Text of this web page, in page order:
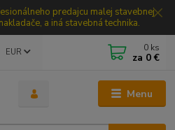
predajcu malej stavebnej
a iná stavebná technika.
Menu
EUR 0 ks
za 0 €